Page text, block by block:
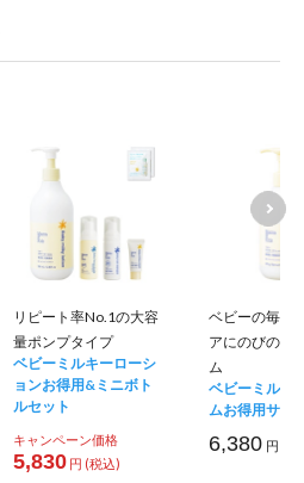
リピート率No.1の大容
量ポンプタイプ
ベビーミルキーローシ
ョンお得用&ミニボト
ルセット
キャンペーン価格
5,830 円 (税込)
ベビーの毎日
アにのびのい
ム
ベビーミルキ
ムお得用サイ
6,380 円 (税